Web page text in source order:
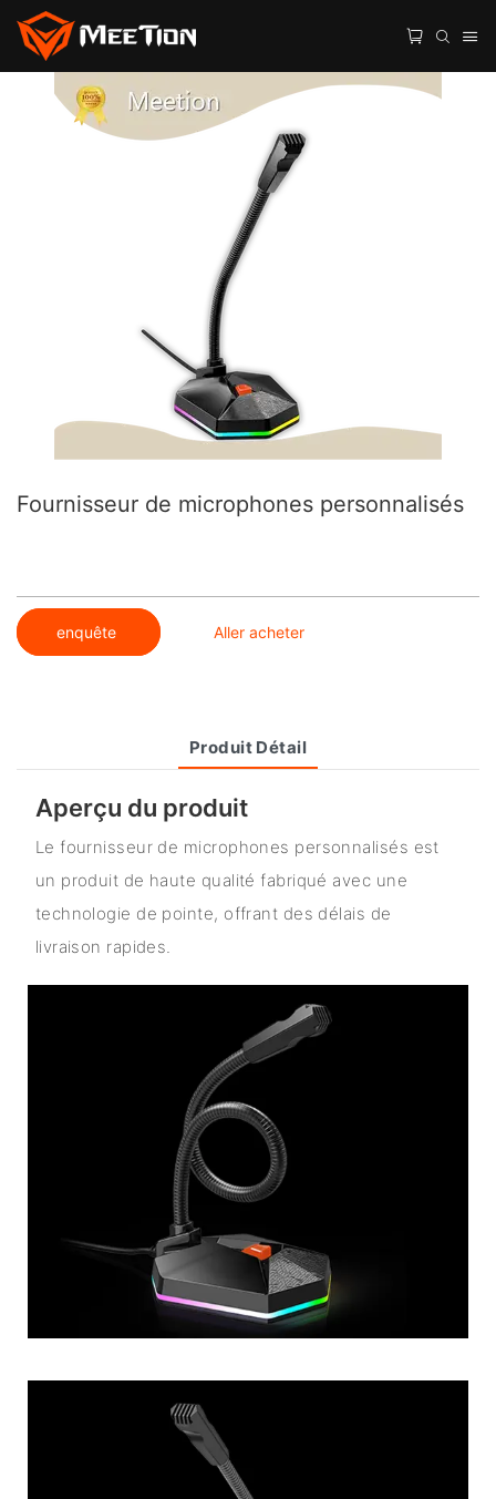
Fournisseur de microphones personnalisés
enquête Aller acheter
Produit Détail
Aperçu du produit
Le fournisseur de microphones personnalisés est
un produit de haute qualité fabriqué avec une
technologie de pointe, offrant des délais de
livraison rapides.